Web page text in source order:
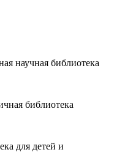
научная библиотека
библиотека
для детей и